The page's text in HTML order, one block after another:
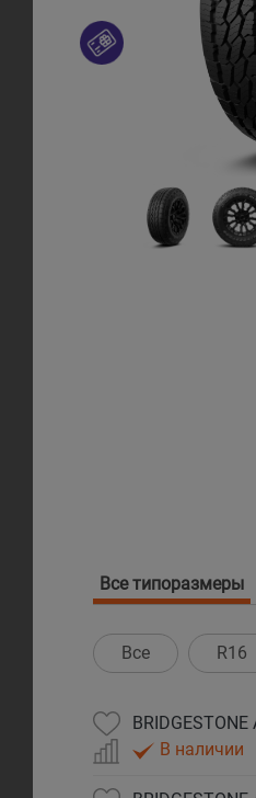
Все типоразмеры
Все R16
В наличии